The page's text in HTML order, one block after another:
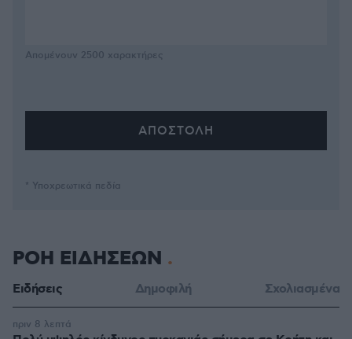
Απομένουν 2500 χαρακτήρες
* Υποχρεωτικά πεδία
ΡΟΗ ΕΙΔΗΣΕΩΝ
Ειδήσεις Δημοφιλή Σχολιασμένα
πριν 8 λεπτά